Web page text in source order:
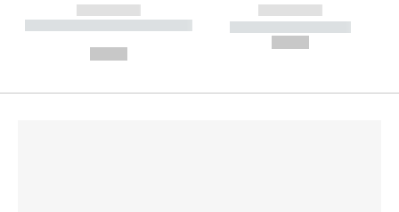
------------
----------- ----------- --------
------------
----------- -----------